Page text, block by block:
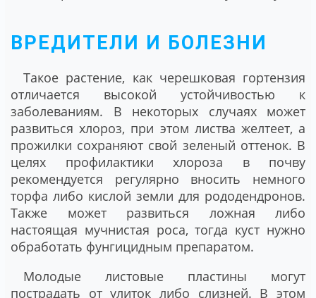
ВРЕДИТЕЛИ И БОЛЕЗНИ
Такое растение, как черешковая гортензия
отличается высокой устойчивостью к
заболеваниям. В некоторых случаях может
развиться хлороз, при этом листва желтеет, а
прожилки сохраняют свой зеленый оттенок. В
целях профилактики хлороза в почву
рекомендуется регулярно вносить немного
торфа либо кислой земли для рододендронов.
Также может развиться ложная либо
настоящая мучнистая роса, тогда куст нужно
обработать фунгицидным препаратом.
Молодые листовые пластины могут
пострадать от улиток либо слизней. В этом